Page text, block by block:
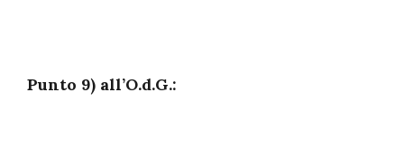
Punto 9) all’O.d.G.: